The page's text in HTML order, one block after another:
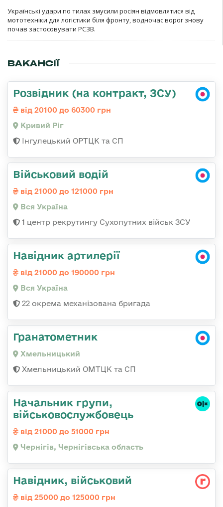
Українські удари по тилах змусили росіян відмовлятися від
мототехніки для логістики біля фронту, водночас ворог знову
почав застосовувати РСЗВ.
ВАКАНСІЇ
Розвідник (на контракт, ЗСУ)
від 20100 до 60300 грн
Кривий Ріг
Інгулецький ОРТЦК та СП
Військовий водій
від 21000 до 121000 грн
Вся Україна
1 центр рекрутингу Сухопутних військ ЗСУ
Навідник артилерії
від 21000 до 190000 грн
Вся Україна
22 окрема механізована бригада
Гранатометник
Хмельницький
Хмельницький ОМТЦК та СП
Начальник групи,
військовослужбовець
від 21000 до 51000 грн
Чернігів, Чернігівська область
Навідник, військовий
від 25000 до 125000 грн